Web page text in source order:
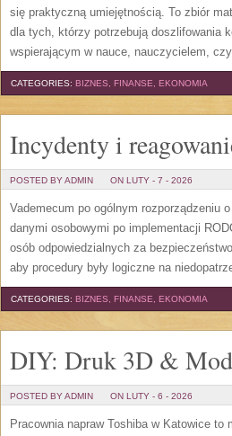
się praktyczną umiejętnością. To zbiór
dla tych, którzy potrzebują doszlifowania
wspierającym w nauce, nauczycielem, czy
CATEGORIES: BIZNES, FINANSE, EKONOMIA
Incydenty i
POSTED BY ADMIN ON LUTY - 7 - 2026
Vademecum po ogólnym rozporządzeniu
danymi osobowymi po implementacji
osób odpowiedzialnych za
aby procedury były logiczne na
CATEGORIES: BIZNES, FINANSE, EKONOMIA
DIY: Druk 3D &
POSTED BY ADMIN ON LUTY - 6 - 2026
Pracownia napraw Toshiba w Katowice